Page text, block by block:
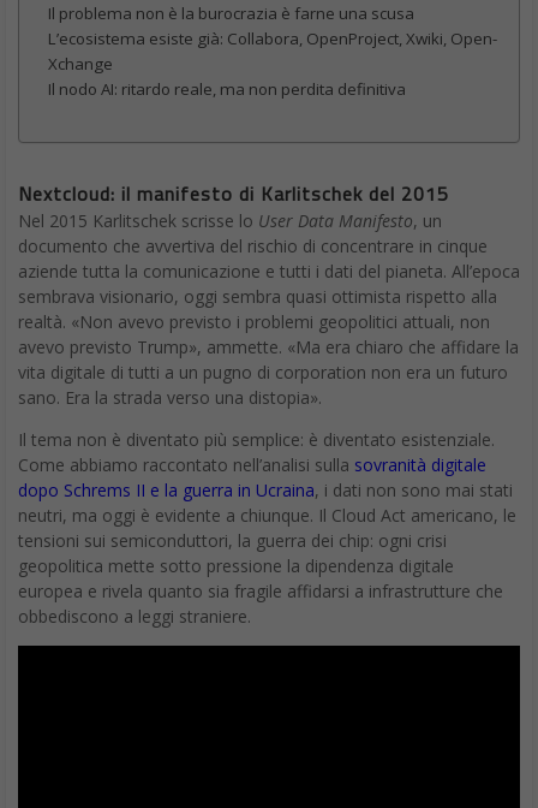
Il problema non è la burocrazia è farne una scusa
L’ecosistema esiste già: Collabora, OpenProject, Xwiki, Open-
Xchange
Il nodo AI: ritardo reale, ma non perdita definitiva
Nextcloud: il manifesto di Karlitschek del 2015
Nel 2015 Karlitschek scrisse lo User Data Manifesto, un
documento che avvertiva del rischio di concentrare in cinque
aziende tutta la comunicazione e tutti i dati del pianeta. All’epoca
sembrava visionario, oggi sembra quasi ottimista rispetto alla
realtà. «Non avevo previsto i problemi geopolitici attuali, non
avevo previsto Trump», ammette. «Ma era chiaro che affidare la
vita digitale di tutti a un pugno di corporation non era un futuro
sano. Era la strada verso una distopia».
Il tema non è diventato più semplice: è diventato esistenziale.
Come abbiamo raccontato nell’analisi sulla sovranità digitale
dopo Schrems II e la guerra in Ucraina, i dati non sono mai stati
neutri, ma oggi è evidente a chiunque. Il Cloud Act americano, le
tensioni sui semiconduttori, la guerra dei chip: ogni crisi
geopolitica mette sotto pressione la dipendenza digitale
europea e rivela quanto sia fragile affidarsi a infrastrutture che
obbediscono a leggi straniere.